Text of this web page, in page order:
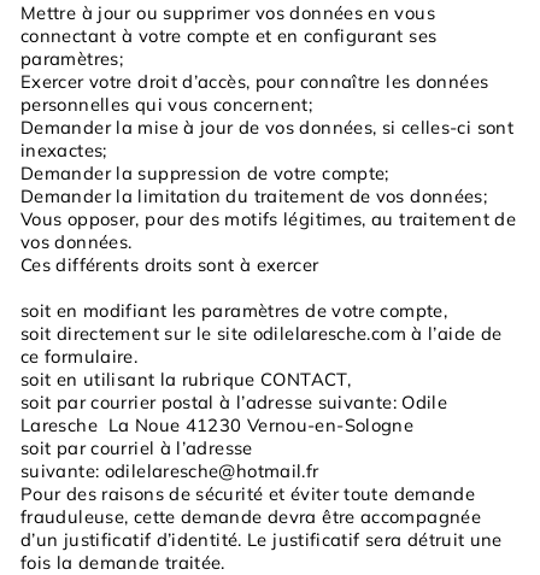
Mettre à jour ou supprimer vos données en vous
connectant à votre compte et en configurant ses
paramètres;
Exercer votre droit d’accès, pour connaître les données
personnelles qui vous concernent;
Demander la mise à jour de vos données, si celles-ci sont
inexactes;
Demander la suppression de votre compte;
Demander la limitation du traitement de vos données;
Vous opposer, pour des motifs légitimes, au traitement de
vos données.
Ces différents droits sont à exercer
soit en modifiant les paramètres de votre compte,
soit directement sur le site odilelaresche.com à l’aide de
ce formulaire.
soit en utilisant la rubrique CONTACT,
soit par courrier postal à l’adresse suivante: Odile
Laresche La Noue 41230 Vernou-en-Sologne
soit par courriel à l’adresse
suivante: odilelaresche@hotmail.fr
Pour des raisons de sécurité et éviter toute demande
frauduleuse, cette demande devra être accompagnée
d’un justificatif d’identité. Le justificatif sera détruit une
fois la demande traitée.